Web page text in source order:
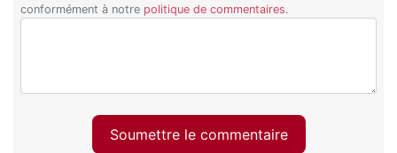
conformément à notre politique de commentaires.
Soumettre le commentaire